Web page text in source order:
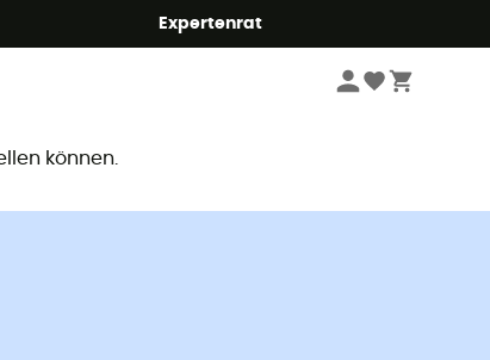
Expertenrat
können.